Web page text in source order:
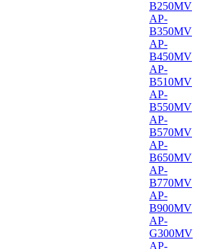
B250MV
AP-
B350MV
AP-
B450MV
AP-
B510MV
AP-
B550MV
AP-
B570MV
AP-
B650MV
AP-
B770MV
AP-
B900MV
AP-
G300MV
AP-